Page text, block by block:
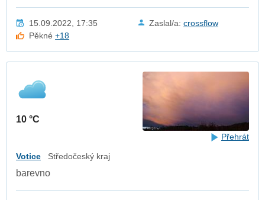
15.09.2022, 17:35 Zaslal/a: crossflow
Pěkné+18
10 °C
Přehrát
Votice Středočeský kraj
barevno